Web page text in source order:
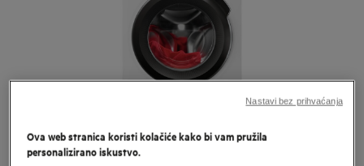
Ova web stranica koristi kolačiće kako bi vam pružila
personalizirano iskustvo.
Nastavi bez prihvaćanja